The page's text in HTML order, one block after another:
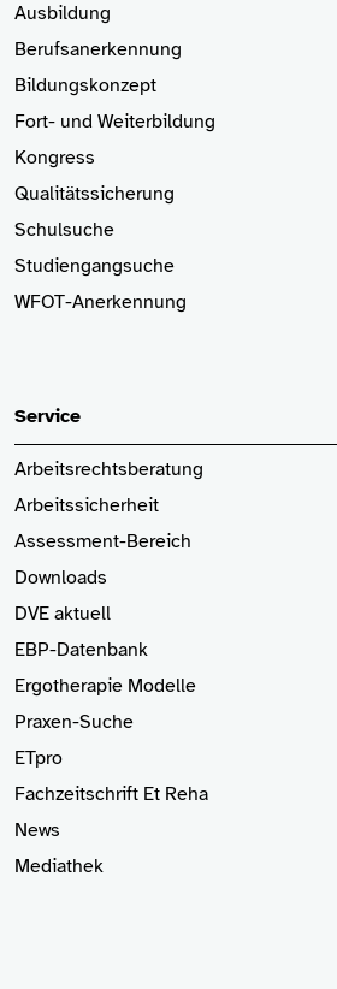
Ausbildung
Berufsanerkennung
Bildungskonzept
Fort- und Weiterbildung
Kongress
Qualitätssicherung
Schulsuche
Studiengangsuche
WFOT-Anerkennung
Service
Arbeitsrechtsberatung
Arbeitssicherheit
Assessment-Bereich
Downloads
DVE aktuell
EBP-Datenbank
Ergotherapie Modelle
Praxen-Suche
ETpro
Fachzeitschrift Et Reha
News
Mediathek